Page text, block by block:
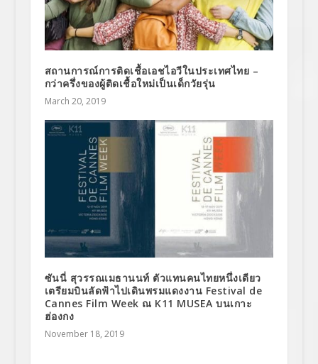
สถานการณ์การติดเชื้อเอชไอวีในประเทศไทย –
กว่าครึ่งของผู้ติดเชื้อใหม่เป็นเด็กวัยรุ่น
March 20, 2019
ซันนี่ สุวรรณเมธานนท์ ตัวแทนคนไทยหนึ่งเดียว
เตรียมบินลัดฟ้าไปเดินพรมแดงงาน Festival de
Cannes Film Week ณ K11 MUSEA บนเกาะ
ฮ่องกง
November 18, 2019